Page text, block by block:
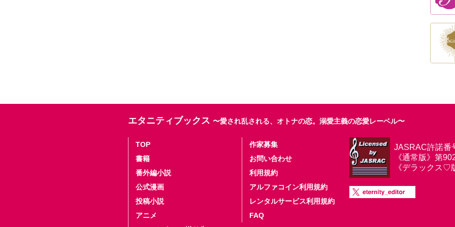
エタニティブックス 〜愛され乱される、オトナの恋。溺愛主義の恋愛レーベル〜
TOP
書籍
番外編小説
公式漫画
投稿小説
アニメ
作家募集
お問い合わせ
利用規約
アルファコイン利用規約
レンタルサービス利用規約
FAQ
JASRAC許諾番
《通常版》第
《デラックス♡